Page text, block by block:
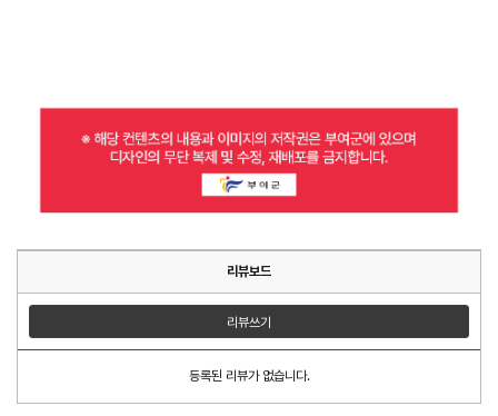
리뷰보드
리뷰쓰기
등록된 리뷰가 없습니다.